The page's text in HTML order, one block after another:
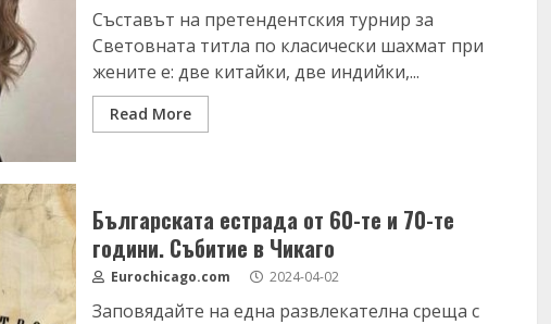
Съставът на претендентския турнир за
Световната титла по класически шахмат при
жените е: две китайки, две индийки,...
Read More
Българската естрада от 60-те и 70-те
години. Събитие в Чикаго
Eurochicago.com 2024-04-02
Заповядайте на една развлекателна среща с